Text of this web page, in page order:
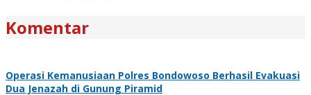
Komentar
Operasi Kemanusiaan Polres Bondowoso Berhasil Evakuasi
Dua Jenazah di Gunung Piramid